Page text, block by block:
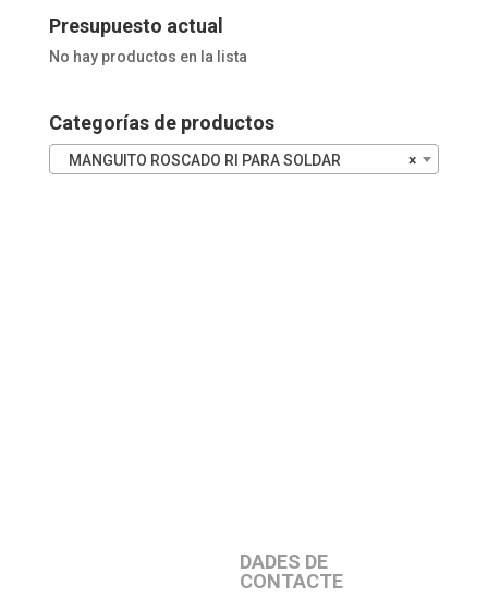
Presupuesto actual
No hay productos en la lista
Categorías de productos
×
MANGUITO ROSCADO RI PARA SOLDAR
DADES DE
CONTACTE